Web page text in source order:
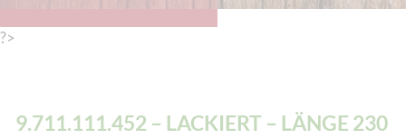
?>
9.711.111.452 – LACKIERT – LÄNGE 230